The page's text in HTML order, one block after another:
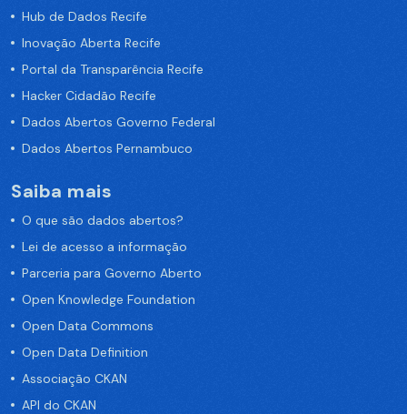
Hub de Dados Recife
Inovação Aberta Recife
Portal da Transparência Recife
Hacker Cidadão Recife
Dados Abertos Governo Federal
Dados Abertos Pernambuco
Saiba mais
O que são dados abertos?
Lei de acesso a informação
Parceria para Governo Aberto
Open Knowledge Foundation
Open Data Commons
Open Data Definition
Associação CKAN
API do CKAN